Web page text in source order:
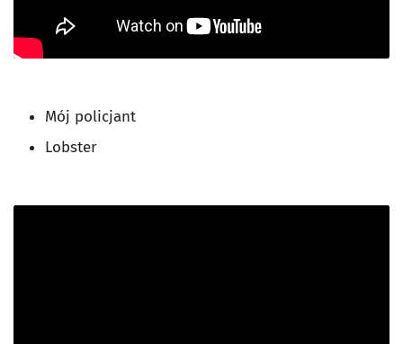
Mój policjant
Lobster